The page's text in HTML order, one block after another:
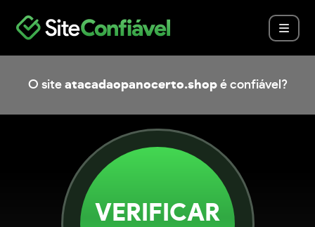
O site atacadaopanocerto.shopé confiável?
VERIFICAR